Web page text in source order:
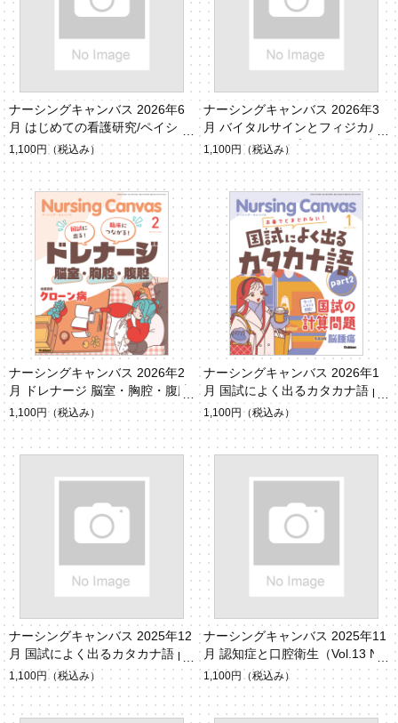
ナーシングキャンバス 2026年6
月 はじめての看護研究/ペイシェ
ントハラスメント（Vol.14 No.
6）
1,100円 （税込み）
ナーシングキャンバス 2026年3
月 バイタルサインとフィジカル
アセスメント 呼吸・循環・意
識（Vol.14 No.3）
1,100円 （税込み）
ナーシングキャンバス 2026年2
月 ドレナージ 脳室・胸腔・腹腔
（Vol.14 No.2）
1,100円 （税込み）
ナーシングキャンバス 2026年1
月 国試によく出るカタカナ語 pa
rt2（Vol.14 No.1）
1,100円 （税込み）
ナーシングキャンバス 2025年12
月 国試によく出るカタカナ語 pa
rt1（Vol.13 No.12）
1,100円 （税込み）
ナーシングキャンバス 2025年11
月 認知症と口腔衛生（Vol.13 No.
11）
1,100円 （税込み）